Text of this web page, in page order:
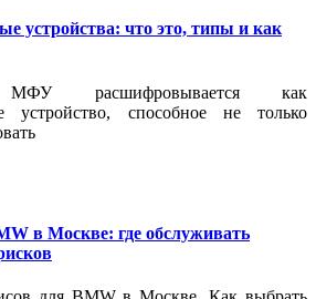
устройства: что это, типы и как
МФУ расшифровывается как
устройство, способное не только
в Москве: где обслуживать